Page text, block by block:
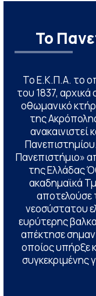
Το
Το Ε.Κ.Π.Α. το
του 1837, αρχικά
οθωμανικό
της
ανακαινιστεί
Πανεπιστήμιο»
της Ελλάδας
ακαδημαϊκά
αποτελούσε
νεοσύστατου
ευρύτερης
απέκτησε
οποίος υπήρξε
συγκεκριμένης